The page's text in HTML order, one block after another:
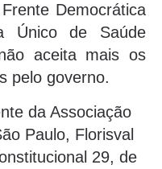
Democrática
Único de Saúde
aceita mais os
pelo governo.
da Associação
Paulo, Florisval
29, de